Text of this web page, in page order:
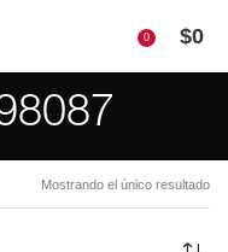
0 $0
Mostrando el único resultado